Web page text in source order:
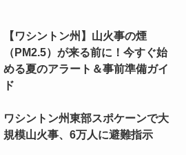
【ワシントン州】山火事の煙
（PM2.5）が来る前に！今すぐ始
める夏のアラート＆事前準備ガイ
ド
ワシントン州東部スポケーンで大
規模山火事、6万人に避難指示